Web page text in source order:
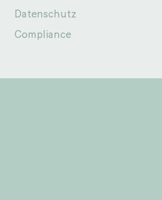
Datenschutz
Compliance